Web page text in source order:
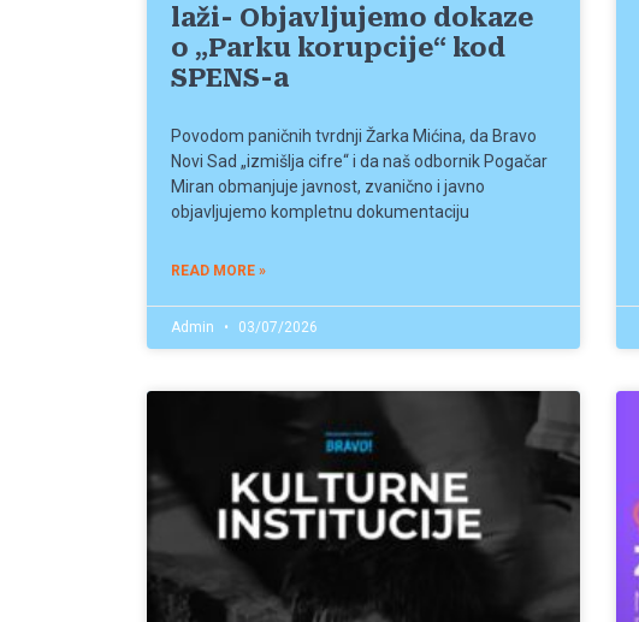
laži- Objavljujemo dokaze
o „Parku korupcije“ kod
SPENS-a
Povodom paničnih tvrdnji Žarka Mićina, da Bravo
Novi Sad „izmišlja cifre“ i da naš odbornik Pogačar
Miran obmanjuje javnost, zvanično i javno
objavljujemo kompletnu dokumentaciju
READ MORE »
Admin 03/07/2026